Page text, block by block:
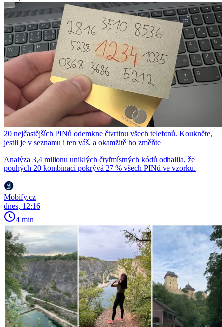
20 nejčastějších PINů odemkne čtvrtinu všech telefonů. Koukněte,
jestli je v seznamu i ten váš, a okamžitě ho změňte
Analýza 3,4 milionu uniklých čtyřmístných kódů odhalila, že
pouhých 20 kombinací pokrývá 27 % všech PINů ve vzorku.
Mobify.cz
dnes, 12:16
4 min